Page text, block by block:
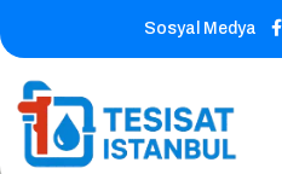
Sosyal Medya